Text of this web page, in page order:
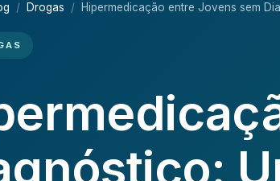
Drogas Hipermedicação entre Jovens sem